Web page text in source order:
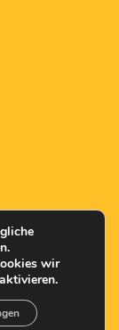
2026
wir